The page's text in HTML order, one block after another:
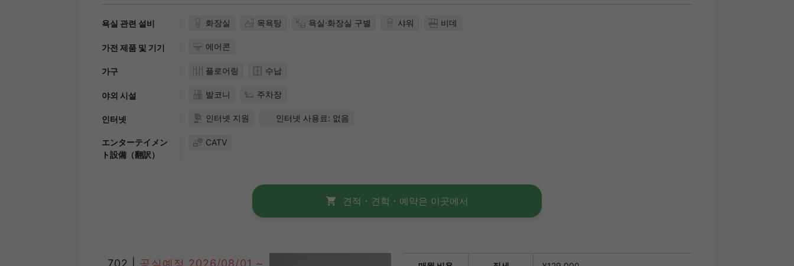
욕실 관련 설비 화장실 목욕탕 욕실·화장실 구별 샤워 비데
가전 제품 및 기기 에어콘
가구 플로어링 수납
야외 시설 발코니 주차장
인터넷 인터넷 지원 인터넷 사용료: 없음
エンターテイメン
ト設備（翻訳）
CATV
견적・견학・예약은 이곳에서
702 | 공실예정 2026/08/01 ~